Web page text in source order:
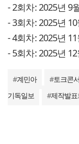
- 2회차: 2025년 9
- 3회차: 2025년
- 4회차: 2025년
- 5회차: 2025년
#계민아 #토크콘
기독일보
#제작발표